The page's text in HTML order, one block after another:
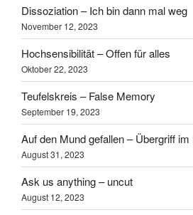
Dissoziation – Ich bin dann mal weg
November 12, 2023
Hochsensibilität – Offen für alles
Oktober 22, 2023
Teufelskreis – False Memory
September 19, 2023
Auf den Mund gefallen – Übergriff im
August 31, 2023
Ask us anything – uncut
August 12, 2023